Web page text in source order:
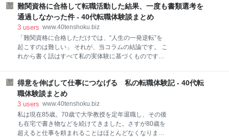
転職フェアのメリットは、たくさんの企業がブースを
出すので、その中から自分にあった会社を見つけやす
いことと、大手企業も出展しているのでステップアッ
プもできそ
を行っていると様々な「転職成功体験談」と「失敗体
験談」を見ることがあります。 その実例を参考にして
頂き、40代で良い転職をするための、参考になればと
思います。 【転職成功体験談①】 【転職成功体験談
②】 【転職失敗体験談①】 【転職失敗体験談②】 ま
とめ 【転職成功体験談①】 『広告代理店のWEBディ
の転職を希望される方は多いです。理由としては広告
代理店は労働環境が厳しい。一つの商品に長く携わり
たい。などがあります。 ただしインハウスを希望され
る方
難関資格に合格して転職活動した結果、一度も書類選考を
通過しなかった件 - 40代転職体験談まとめ
3 users www.40tenshoku.biz
「難関資格に合格しただけでは、“人生の一発逆転”を
起こすのは難しい」 それが、当コラムの結論です。 こ
れから書く話はすべて私の実体験に基づくものです。
にも掛からなかった話を書いていきます。 ご興味をお
持ちいただいた方は、このまま読み進めていただけれ
ば幸いです。 中小企業診断士に合格！すぐに人生が一
変すると思っていた 私が合格した資格は、中小企業診
断士です。 “経営コンサルタントの国家資格”で、中小
企業の経営状況を診断し、成長戦略や経営改善の助言
得意を伸ばして仕事につなげる 私の転職体験記 - 40代転
職体験談まとめ
3 users www.40tenshoku.biz
私は現在85歳。70歳で大学教授を定年退職し、その後
も在宅で書き物などを続けてきました。さすが80歳を
超えると仕事を頼まれることはほとんどなくなりまし